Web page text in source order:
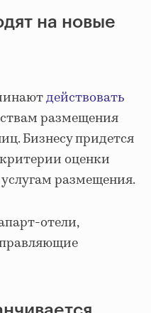
на новые
действовать
размещения
Бизнесу придется
оценки
размещения.
отели,